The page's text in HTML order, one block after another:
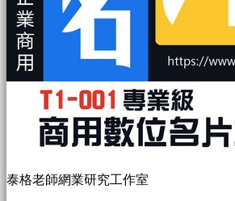
泰格老師網業研究工作室